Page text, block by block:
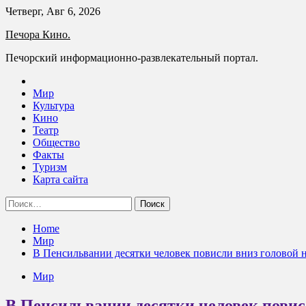
Skip
content
Четверг, Авг 6, 2026
Печора Кино.
Печорский информационно-развлекательный портал.
Мир
Культура
Кино
Театр
Общество
Факты
Туризм
Карта сайта
Найти:
Home
Мир
В Пенсильвании десятки человек повисли вниз головой
Мир